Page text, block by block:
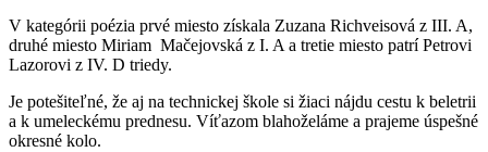
V kategórii poézia prvé miesto získala Zuzana Richveisová z III. A,
druhé miesto Miriam Mačejovská z I. A a tretie miesto patrí Petrovi
Lazorovi z IV. D triedy.
Je potešiteľné, že aj na technickej škole si žiaci nájdu cestu k beletrii
a k umeleckému prednesu. Víťazom blahoželáme a prajeme úspešné
okresné kolo.